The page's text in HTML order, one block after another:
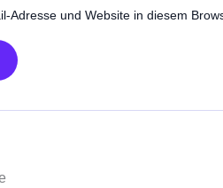
Adresse und Website in diesem